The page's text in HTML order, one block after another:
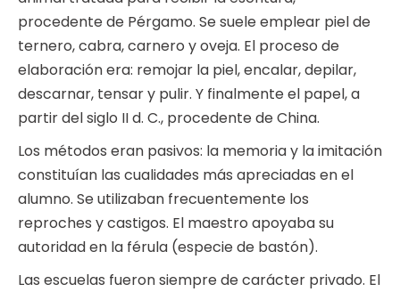
procedente de Pérgamo. Se suele emplear piel de
ternero, cabra, carnero y oveja. El proceso de
elaboración era: remojar la piel, encalar, depilar,
descarnar, tensar y pulir. Y finalmente el papel, a
partir del siglo II d. C., procedente de China.
Los métodos eran pasivos: la memoria y la imitación
constituían las cualidades más apreciadas en el
alumno. Se utilizaban frecuentemente los
reproches y castigos. El maestro apoyaba su
autoridad en la férula (especie de bastón).
Las escuelas fueron siempre de carácter privado. El